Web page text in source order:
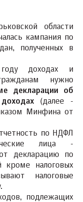
области
кампания по
полученных в
доходах и
нужно
декларации об
(далее -
Минфина от
по НДФЛ
лица -
декларацию по
кроме налоговых
налоговые
подлежащих